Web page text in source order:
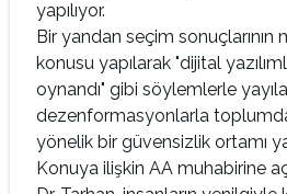
yapılıyor.
Bir yandan seçim sonuçlarının
konusu yapılarak "dijital
oynandı" gibi söylemlerle
dezenformasyonlarla
yönelik bir güvensizlik ortamı
Konuya ilişkin AA muhabirine